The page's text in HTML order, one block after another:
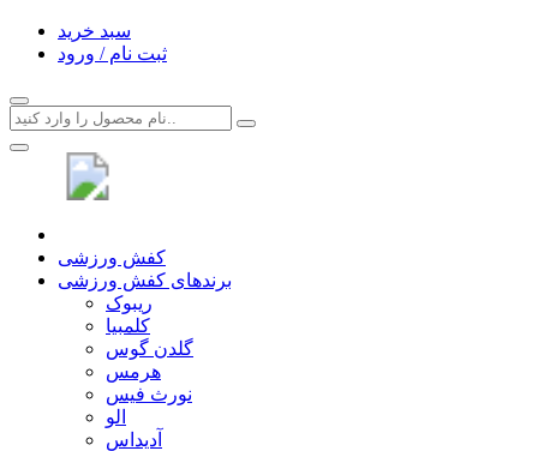
سبد خرید
ثبت نام / ورود
کفش ورزشی
برندهای کفش ورزشی
ریبوک
کلمبیا
گلدن گوس
هرمس
نورث فیس
الو
آدیداس